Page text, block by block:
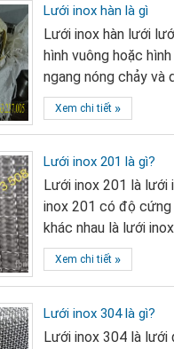
Lưới inox hàn là gì
Lưới inox hàn lưới
hình vuông hoặc
ngang nóng chảy và
Xem chi tiết »
Lưới inox 201 là gì?
Lưới inox 201 là lưới
inox 201 có độ
khác nhau là lưới
Xem chi tiết »
Lưới inox 304 là gì?
Lưới inox 304 là lưới